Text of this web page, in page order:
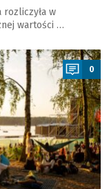
w
wartości …
0